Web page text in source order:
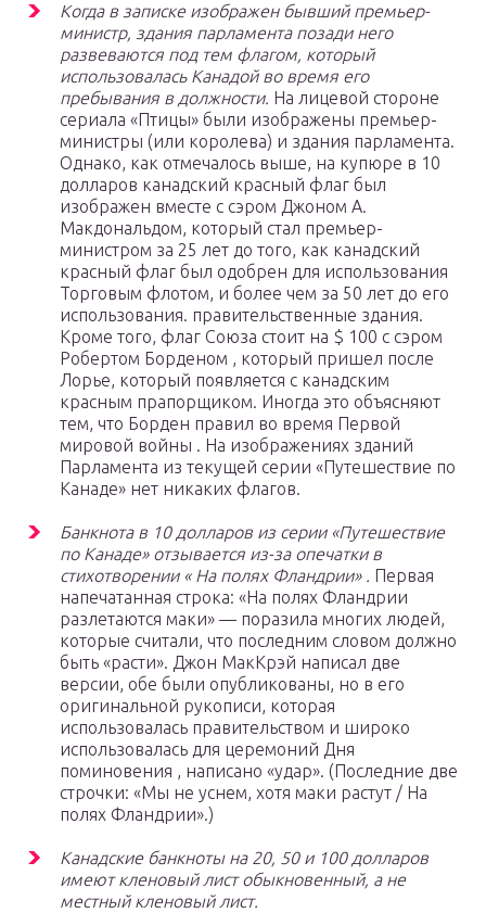
Когда в записке изображен бывший премьер-
министр, здания парламента позади него
развеваются под тем флагом, который
использовалась Канадой во время его
пребывания в должности. На лицевой стороне
сериала «Птицы» были изображены премьер-
министры (или королева) и здания парламента.
Однако, как отмечалось выше, на купюре в 10
долларов канадский красный флаг был
изображен вместе с сэром Джоном А.
Макдональдом, который стал премьер-
министром за 25 лет до того, как канадский
красный флаг был одобрен для использования
Торговым флотом, и более чем за 50 лет до его
использования. правительственные здания.
Кроме того, флаг Союза стоит на $ 100 с сэром
Робертом Борденом , который пришел после
Лорье, который появляется с канадским
красным прапорщиком. Иногда это объясняют
тем, что Борден правил во время Первой
мировой войны . На изображениях зданий
Парламента из текущей серии «Путешествие по
Канаде» нет никаких флагов.
Банкнота в 10 долларов из серии «Путешествие
по Канаде» отзывается из-за опечатки в
стихотворении « На полях Фландрии» . Первая
напечатанная строка: «На полях Фландрии
разлетаются маки» — поразила многих людей,
которые считали, что последним словом должно
быть «расти». Джон МакКрэй написал две
версии, обе были опубликованы, но в его
оригинальной рукописи, которая
использовалась правительством и широко
использовалась для церемоний Дня
поминовения , написано «удар». (Последние две
строчки: «Мы не уснем, хотя маки растут / На
полях Фландрии».)
Канадские банкноты на 20, 50 и 100 долларов
имеют кленовый лист обыкновенный, а не
местный кленовый лист.